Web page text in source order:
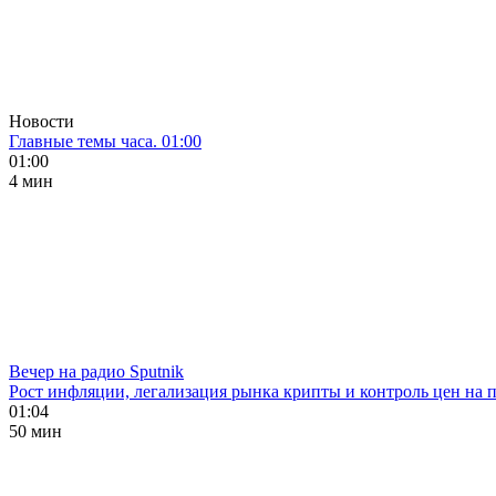
Новости
Главные темы часа. 01:00
01:00
4 мин
Вечер на радио Sputnik
Рост инфляции, легализация рынка крипты и контроль цен на
01:04
50 мин